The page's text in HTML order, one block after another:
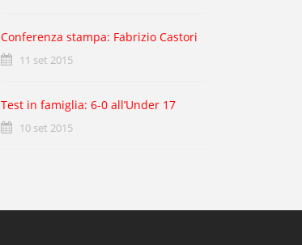
Conferenza stampa: Fabrizio Castori
11 set 2015
Test in famiglia: 6-0 all’Under 17
10 set 2015